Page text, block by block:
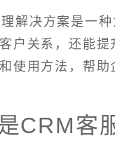
解决方案是一
户关系，还能
使用方法，帮助
CRM客